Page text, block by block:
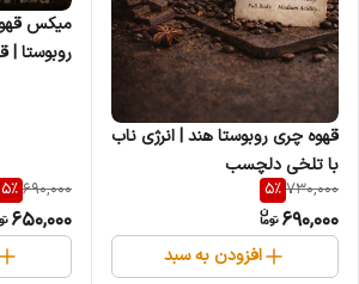
قهوه چری روبوستا هند | انرژی ناب
با تلخی دلچسب
730,000
5%
690,000
افزودن به سبد
روبوستا | قدرت در هر شات
690,000
5%
650,000